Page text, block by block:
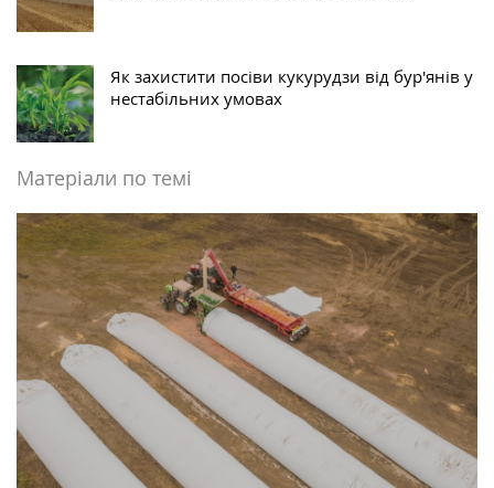
Як захистити посіви кукурудзи від бур'янів у
нестабільних умовах
Матеріали по темі